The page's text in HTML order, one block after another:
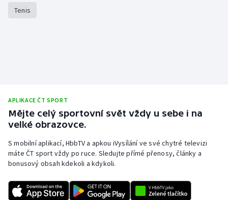
Tenis
APLIKACE ČT SPORT
Mějte celý sportovní svět vždy u sebe i na
velké obrazovce.
S mobilní aplikací, HbbTV a apkou iVysílání ve své chytré televizi
máte ČT sport vždy po ruce. Sledujte přímé přenosy, články a
bonusový obsah kdekoli a kdykoli.